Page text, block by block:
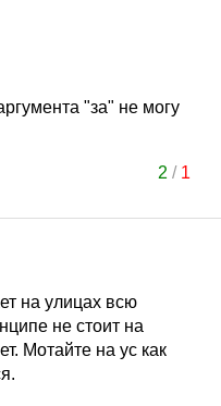
"за" не могу
2 / 1
на улицах всю
не стоит на
Мотайте на ус как